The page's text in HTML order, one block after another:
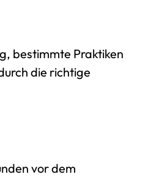
bestimmte Praktiken
die richtige
vor dem